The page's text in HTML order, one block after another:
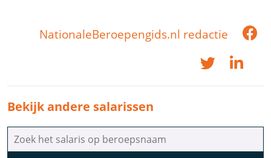
NationaleBeroepengids.nl redactie
Bekijk andere salarissen